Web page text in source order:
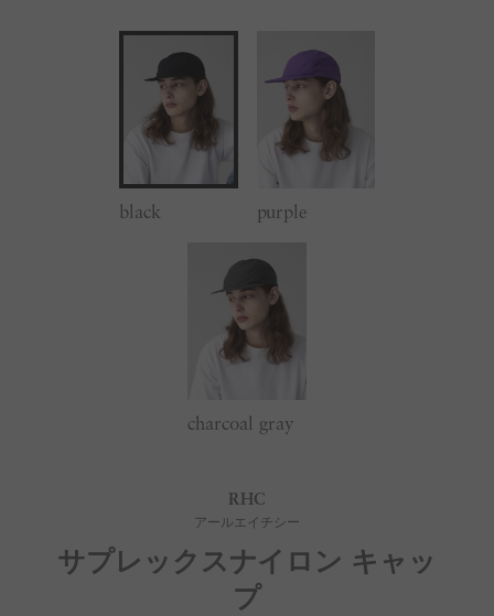
black purple
charcoal gray
RHC
アールエイチシー
サプレックスナイロン キャッ
プ